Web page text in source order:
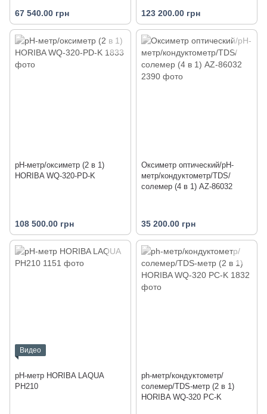
67 540.00 грн 123 200.00 грн
pH-метр/оксиметр (2 в 1)
HORIBA WQ-320-PD-K
108 500.00 грн
Оксиметр оптический/рН-
метр/кондуктометр/TDS/
солемер (4 в 1) AZ-86032
35 200.00 грн
Видео
pH-метр HORIBA LAQUA
PH210
ph-метр/кондуктометр/
солемер/TDS-метр (2 в 1)
HORIBA WQ-320 PC-K